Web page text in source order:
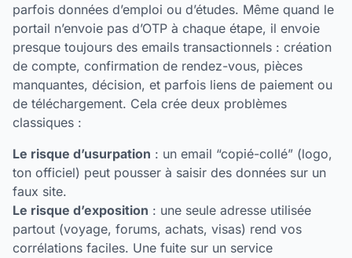
parfois données d’emploi ou d’études. Même quand le
portail n’envoie pas d’OTP à chaque étape, il envoie
presque toujours des emails transactionnels : création
de compte, confirmation de rendez-vous, pièces
manquantes, décision, et parfois liens de paiement ou
de téléchargement. Cela crée deux problèmes
classiques :
Le risque d’usurpation : un email “copié-collé” (logo,
ton officiel) peut pousser à saisir des données sur un
faux site.
Le risque d’exposition : une seule adresse utilisée
partout (voyage, forums, achats, visas) rend vos
corrélations faciles. Une fuite sur un service